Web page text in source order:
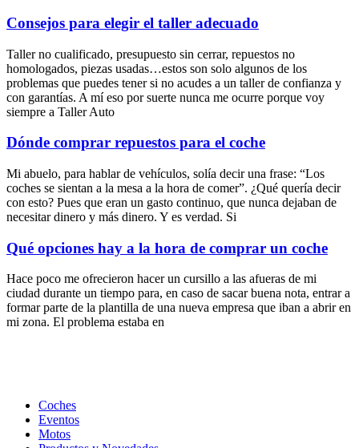
Consejos para elegir el taller adecuado
Taller no cualificado, presupuesto sin cerrar, repuestos no
homologados, piezas usadas…estos son solo algunos de los
problemas que puedes tener si no acudes a un taller de confianza y
con garantías. A mí eso por suerte nunca me ocurre porque voy
siempre a Taller Auto
Dónde comprar repuestos para el coche
Mi abuelo, para hablar de vehículos, solía decir una frase: “Los
coches se sientan a la mesa a la hora de comer”. ¿Qué quería decir
con esto? Pues que eran un gasto continuo, que nunca dejaban de
necesitar dinero y más dinero. Y es verdad. Si
Qué opciones hay a la hora de comprar un coche
Hace poco me ofrecieron hacer un cursillo a las afueras de mi
ciudad durante un tiempo para, en caso de sacar buena nota, entrar a
formar parte de la plantilla de una nueva empresa que iban a abrir en
mi zona. El problema estaba en
Coches
Eventos
Motos